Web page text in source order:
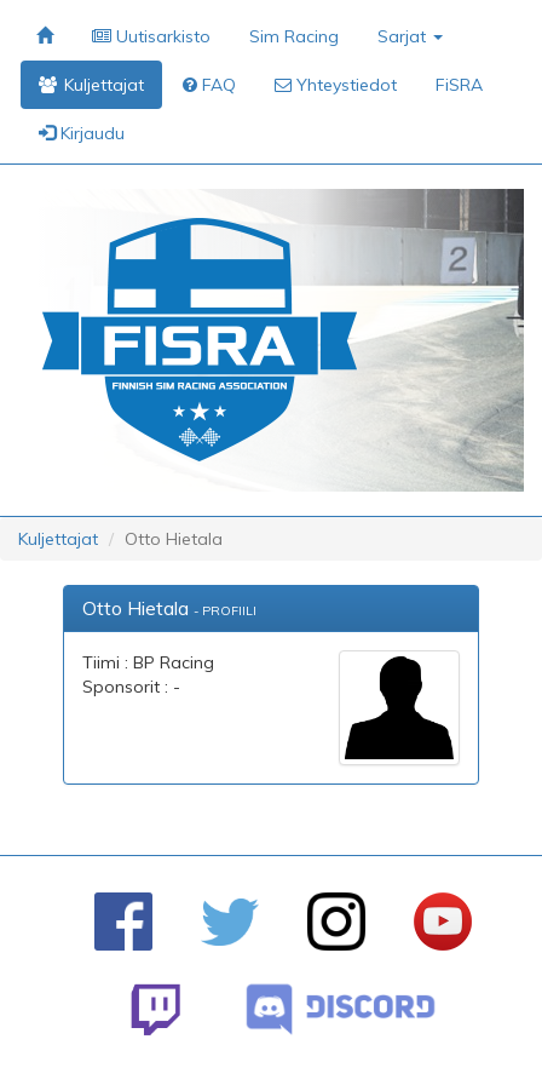
Uutisarkisto Sim Racing Sarjat
Kuljettajat FAQ Yhteystiedot FiSRA
Kirjaudu
Kuljettajat Otto Hietala
Otto Hietala - PROFIILI
Tiimi : BP Racing
Sponsorit : -